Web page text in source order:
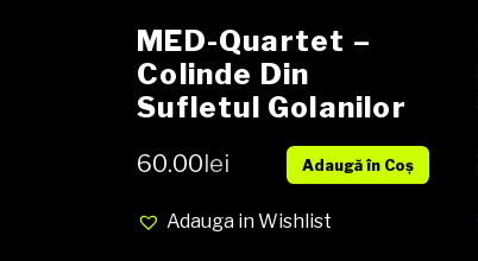
MED-Quartet –
Colinde Din
Sufletul Golanilor
Vinyl, LP, Album
media VG cover VG
60.00lei Adaugă în Coș
Adauga in Wishlist